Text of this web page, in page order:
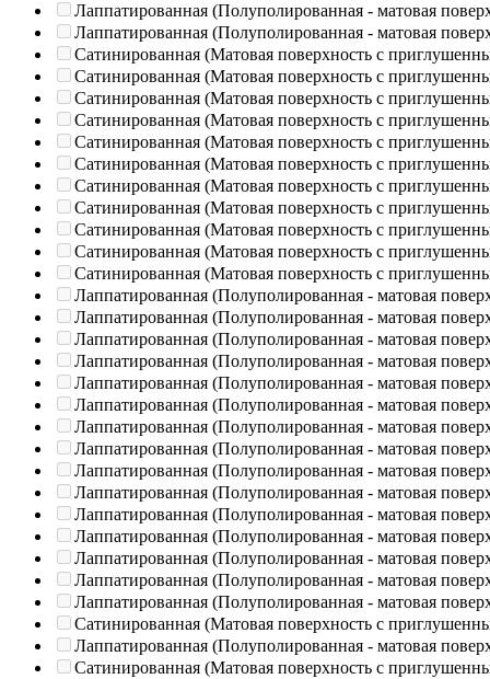
Лаппатированная (Полуполированная - матовая
Лаппатированная (Полуполированная - матовая
Сатинированная (Матовая поверхность с
Сатинированная (Матовая поверхность с
Сатинированная (Матовая поверхность с
Сатинированная (Матовая поверхность с
Сатинированная (Матовая поверхность с
Сатинированная (Матовая поверхность с
Сатинированная (Матовая поверхность с
Сатинированная (Матовая поверхность с
Сатинированная (Матовая поверхность с
Сатинированная (Матовая поверхность с
Сатинированная (Матовая поверхность с
Лаппатированная (Полуполированная - матовая
Лаппатированная (Полуполированная - матовая
Лаппатированная (Полуполированная - матовая
Лаппатированная (Полуполированная - матовая
Лаппатированная (Полуполированная - матовая
Лаппатированная (Полуполированная - матовая
Лаппатированная (Полуполированная - матовая
Лаппатированная (Полуполированная - матовая
Лаппатированная (Полуполированная - матовая
Лаппатированная (Полуполированная - матовая
Лаппатированная (Полуполированная - матовая
Лаппатированная (Полуполированная - матовая
Лаппатированная (Полуполированная - матовая
Лаппатированная (Полуполированная - матовая
Лаппатированная (Полуполированная - матовая
Сатинированная (Матовая поверхность с
Лаппатированная (Полуполированная - матовая
Сатинированная (Матовая поверхность с